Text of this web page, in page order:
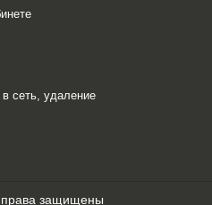
сеть, удаление
защищены